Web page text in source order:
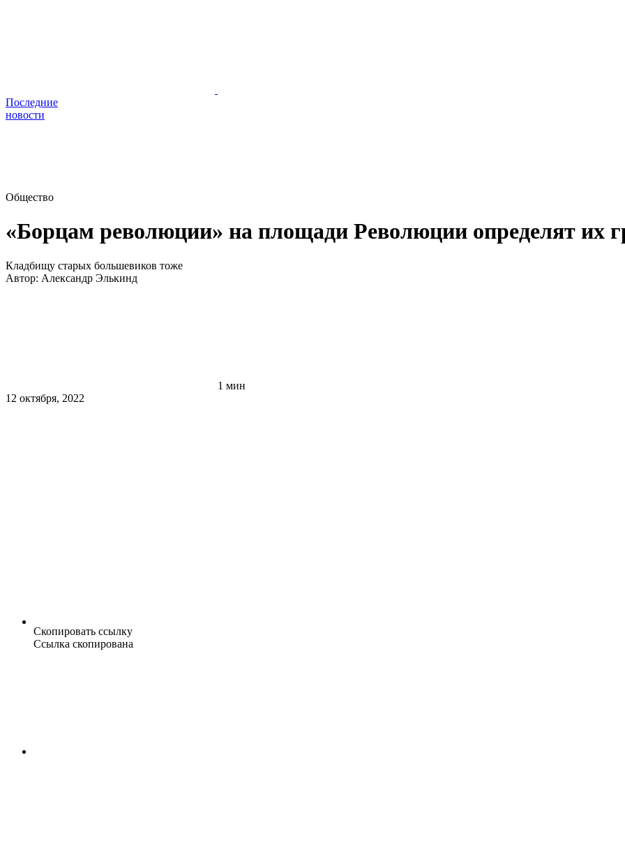
Последние
новости
Общество
«Борцам революции» на площади Революции определят их
Кладбищу старых большевиков тоже
Автор: Александр Элькинд
1 мин
12 октября, 2022
Скопировать ссылку
Ссылка скопирована